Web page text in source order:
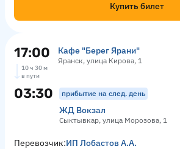
Купить билет
17:00 Кафе "Берег Ярани"
Яранск, улица Кирова, 1
10 ч 30 м
в пути
03:30 прибытие на след. день
ЖД Вокзал
Сыктывкар, улица Морозова, 1
Перевозчик:ИП Лобастов А.А.